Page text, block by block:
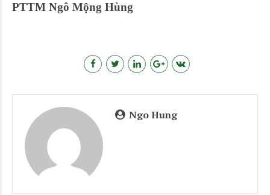
PTTM Ngô Mộng Hùng
Ngo Hung